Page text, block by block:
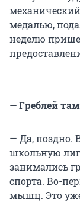
медалью,
неделю
— Греблей
— Да, поздно.
школьную
занимались
спорта. Во-
мышц. Это уже